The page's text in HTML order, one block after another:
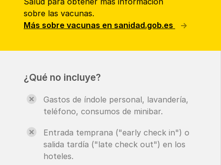
sobre las vacunas.
Más sobre vacunas en sanidad.gob.es
¿Qué no incluye?
Gastos de índole personal, lavandería,
teléfono, consumos de minibar.
Entrada temprana ("early check in") o
salida tardía ("late check out") en los
hoteles.